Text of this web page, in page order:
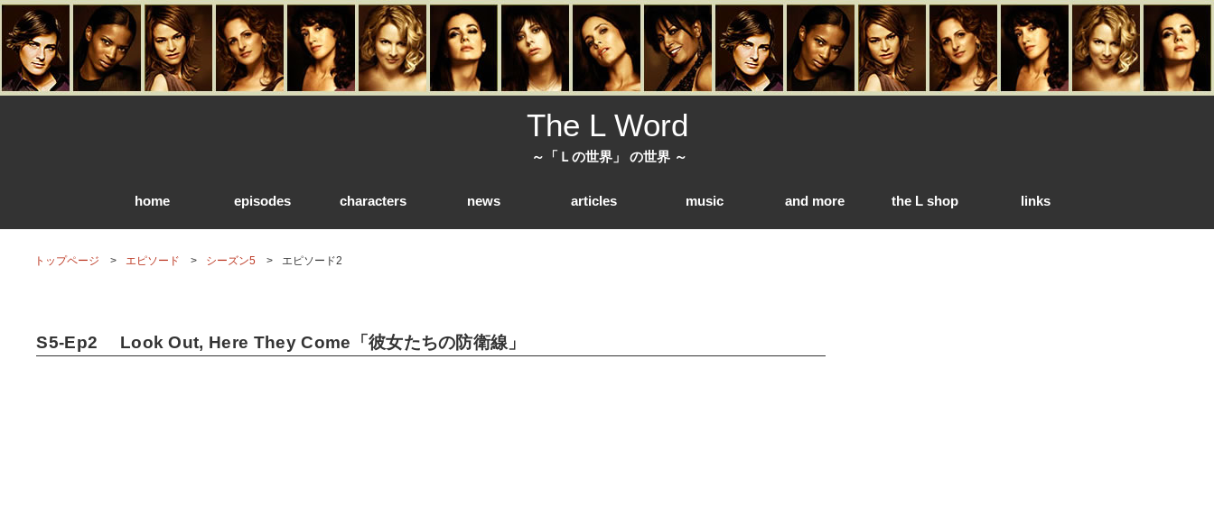
The L Word
～「Ｌの世界」 の世界 ～
home episodes characters news articles music and more the L shop links
トップページ エピソード シーズン5 エピソード2
S5-Ep2 Look Out, Here They Come「彼女たちの防衛線」